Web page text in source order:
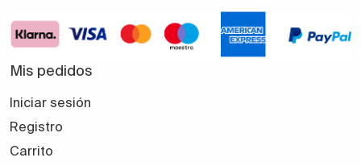
Mis pedidos
Iniciar sesión
Registro
Carrito